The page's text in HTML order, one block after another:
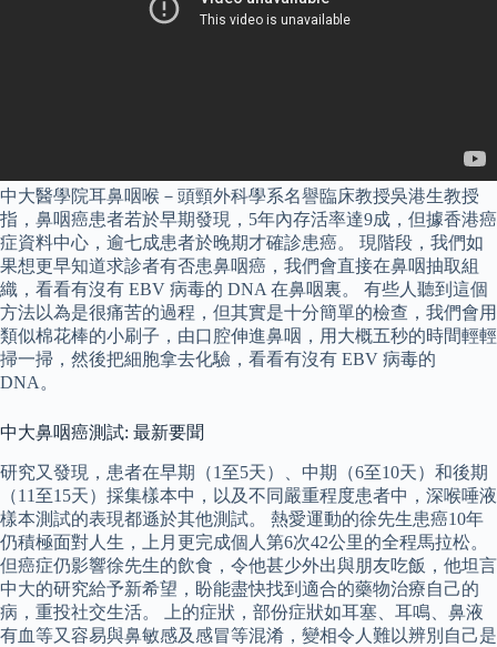
中大醫學院耳鼻咽喉－頭頸外科學系名譽臨床教授吳港生教授
指，鼻咽癌患者若於早期發現，5年內存活率達9成，但據香港癌
症資料中心，逾七成患者於晚期才確診患癌。 現階段，我們如
果想更早知道求診者有否患鼻咽癌，我們會直接在鼻咽抽取組
織，看看有沒有 EBV 病毒的 DNA 在鼻咽裏。 有些人聽到這個
方法以為是很痛苦的過程，但其實是十分簡單的檢查，我們會用
類似棉花棒的小刷子，由口腔伸進鼻咽，用大概五秒的時間輕輕
掃一掃，然後把細胞拿去化驗，看看有沒有 EBV 病毒的
DNA。
中大鼻咽癌測試: 最新要聞
研究又發現，患者在早期（1至5天）、中期（6至10天）和後期
（11至15天）採集樣本中，以及不同嚴重程度患者中，深喉唾液
樣本測試的表現都遜於其他測試。 熱愛運動的徐先生患癌10年
仍積極面對人生，上月更完成個人第6次42公里的全程馬拉松。
但癌症仍影響徐先生的飲食，令他甚少外出與朋友吃飯，他坦言
中大的研究給予新希望，盼能盡快找到適合的藥物治療自己的
病，重投社交生活。 上的症狀，部份症狀如耳塞、耳鳴、鼻液
有血等又容易與鼻敏感及感冒等混淆，變相令人難以辨別自己是